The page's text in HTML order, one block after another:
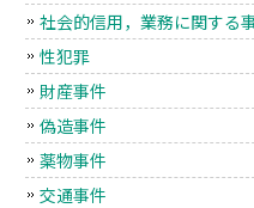
社会的信用，業務に関する
性犯罪
財産事件
偽造事件
薬物事件
交通事件